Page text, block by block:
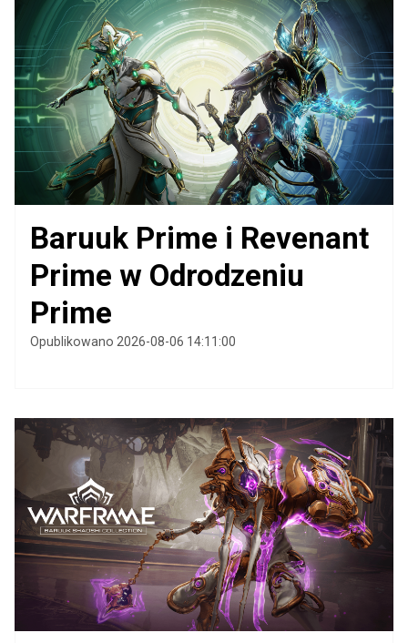
Baruuk Prime i Revenant
Prime w Odrodzeniu
Prime
Opublikowano 2026-08-06 14:11:00